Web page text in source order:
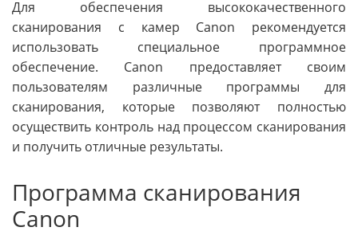
Для обеспечения высококачественного
сканирования с камер Canon рекомендуется
использовать специальное программное
обеспечение. Canon предоставляет своим
пользователям различные программы для
сканирования, которые позволяют полностью
осуществить контроль над процессом сканирования
и получить отличные результаты.
Программа сканирования
Canon